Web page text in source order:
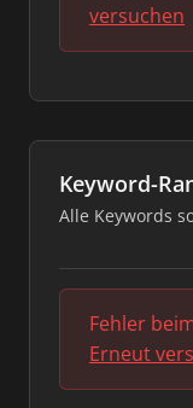
versuchen
Keyword-
Alle Keywords
Fehler
Erneut